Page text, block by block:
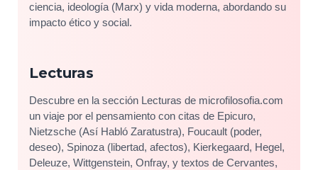
ciencia, ideología (Marx) y vida moderna, abordando su
impacto ético y social.
Lecturas
Descubre en la sección Lecturas de microfilosofia.com
un viaje por el pensamiento con citas de Epicuro,
Nietzsche (Así Habló Zaratustra), Foucault (poder,
deseo), Spinoza (libertad, afectos), Kierkegaard, Hegel,
Deleuze, Wittgenstein, Onfray, y textos de Cervantes,